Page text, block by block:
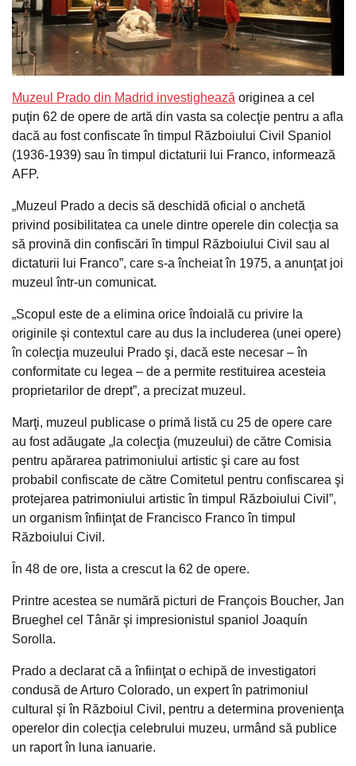
Muzeul Prado din Madrid investighează originea a cel
puţin 62 de opere de artă din vasta sa colecţie pentru a afla
dacă au fost confiscate în timpul Războiului Civil Spaniol
(1936-1939) sau în timpul dictaturii lui Franco, informează
AFP.
„Muzeul Prado a decis să deschidă oficial o anchetă
privind posibilitatea ca unele dintre operele din colecţia sa
să provină din confiscări în timpul Războiului Civil sau al
dictaturii lui Franco”, care s-a încheiat în 1975, a anunţat joi
muzeul într-un comunicat.
„Scopul este de a elimina orice îndoială cu privire la
originile şi contextul care au dus la includerea (unei opere)
în colecţia muzeului Prado şi, dacă este necesar – în
conformitate cu legea – de a permite restituirea acesteia
proprietarilor de drept”, a precizat muzeul.
Marţi, muzeul publicase o primă listă cu 25 de opere care
au fost adăugate „la colecţia (muzeului) de către Comisia
pentru apărarea patrimoniului artistic şi care au fost
probabil confiscate de către Comitetul pentru confiscarea şi
protejarea patrimoniului artistic în timpul Războiului Civil”,
un organism înfiinţat de Francisco Franco în timpul
Războiului Civil.
În 48 de ore, lista a crescut la 62 de opere.
Printre acestea se numără picturi de François Boucher, Jan
Brueghel cel Tânăr şi impresionistul spaniol Joaquín
Sorolla.
Prado a declarat că a înfiinţat o echipă de investigatori
condusă de Arturo Colorado, un expert în patrimoniul
cultural şi în Războiul Civil, pentru a determina provenienţa
operelor din colecţia celebrului muzeu, urmând să publice
un raport în luna ianuarie.